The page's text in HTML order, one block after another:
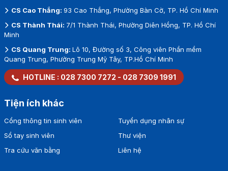
CS Cao Thắng: 93 Cao Thắng, Phường Bàn Cờ, TP. Hồ Chí Minh
CS Thành Thái: 7/1 Thành Thái, Phường Diên Hồng, TP. Hồ Chí
Minh
CS Quang Trung: Lô 10, Đường số 3, Công viên Phần mềm
Quang Trung, Phường Trung Mỹ Tây, TP.Hồ Chí Minh
HOTLINE : 028 7300 7272 - 028 7309 1991
Tiện ích khác
Cổng thông tin sinh viên
Sổ tay sinh viên
Tra cứu văn bằng
Tuyển dụng nhân sự
Thư viện
Liên hệ